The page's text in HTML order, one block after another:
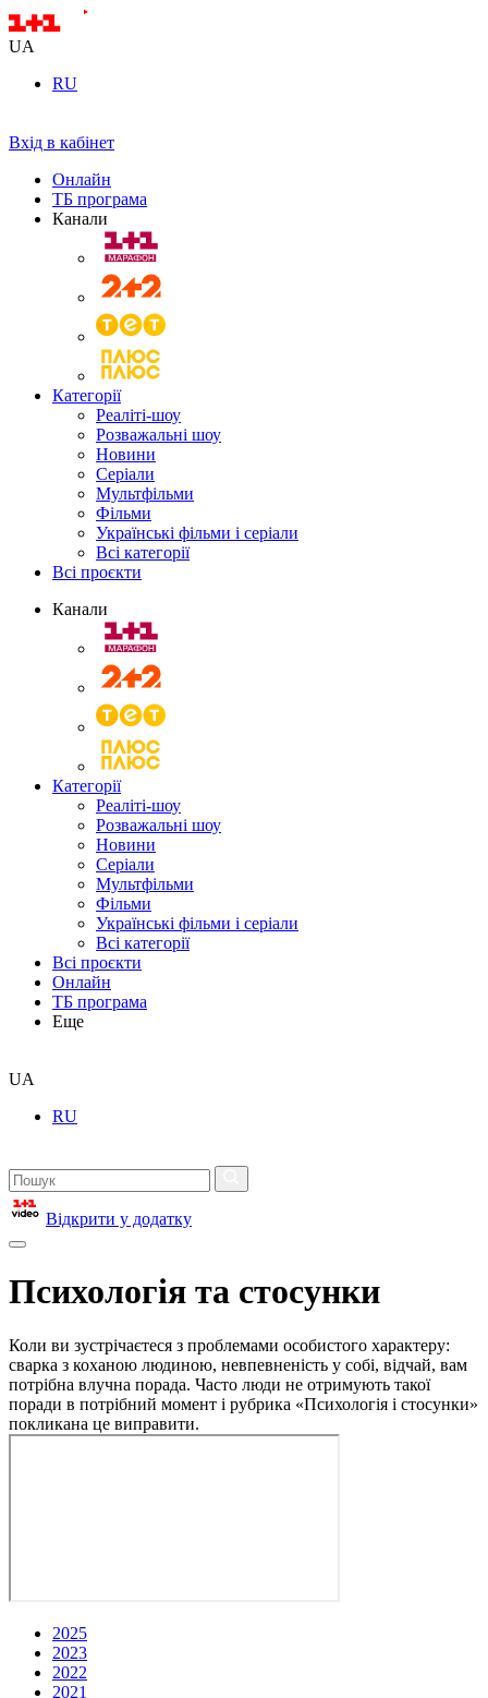
UA
RU
Вхід в кабінет
Онлайн
ТБ програма
Канали
Категорії
Реаліті-шоу
Розважальні шоу
Новини
Серіали
Мультфільми
Фільми
Українські фільми і серіали
Всі категорії
Всі проєкти
Канали
Категорії
Реаліті-шоу
Розважальні шоу
Новини
Серіали
Мультфільми
Фільми
Українські фільми і серіали
Всі категорії
Всі проєкти
Онлайн
ТБ програма
Еще
UA
RU
Відкрити у додатку
Психологія та стосунки
Коли ви зустрічаєтеся з проблемами особистого характеру:
сварка з коханою людиною, невпевненість у собі, відчай, вам
потрібна влучна порада. Часто люди не отримують такої
поради в потрібний момент і рубрика «Психологія і стосунки»
покликана це виправити.
2025
2023
2022
2021